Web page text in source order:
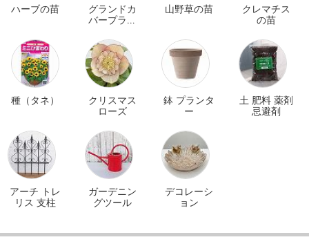
ハーブの苗
グランドカ
バープラン
山野草の苗
クレマチス
の苗
種（タネ）
クリスマス
ローズ
鉢 プランタ
ー
土 肥料 薬剤
忌避剤
アーチ トレ
リス 支柱
ガーデニン
グツール
デコレーシ
ョン